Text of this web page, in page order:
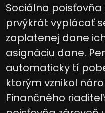
Sociálna
prvýkrát vyplácať
zaplatenej dane
asignáciu dane.
automaticky tí
ktorým vznikol
Finančného